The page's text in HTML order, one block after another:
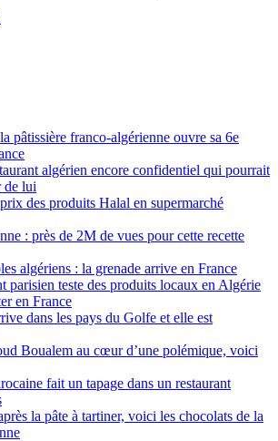
pâtissière franco-algérienne ouvre sa 6e
algérien encore confidentiel qui pourrait
de lui
des produits Halal en supermarché
: près de 2M de vues pour cette recette
algériens : la grenade arrive en France
parisien teste des produits locaux en Algérie
en France
dans les pays du Golfe et elle est
Boualem au cœur d’une polémique, voici
fait un tapage dans un restaurant
la pâte à tartiner, voici les chocolats de la